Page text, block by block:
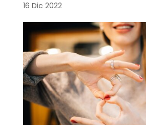
16 Dic 2022